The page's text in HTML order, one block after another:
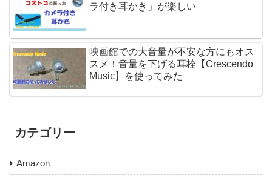
ラ付き耳かき」が楽しい
映画館での大音量が不安な方にもオス
スメ！音量を下げる耳栓【Crescendo
Music】を使ってみた
カテゴリー
Amazon